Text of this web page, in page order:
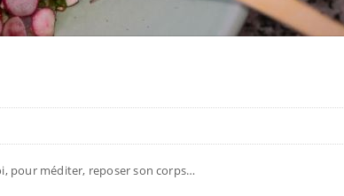
pour méditer, reposer son corps…